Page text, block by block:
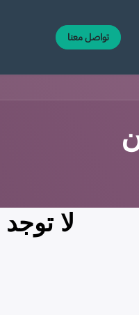
تواصل معنا
لا